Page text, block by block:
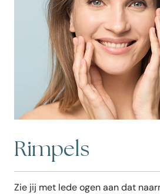
Rimpels
Zie jij met lede ogen aan dat